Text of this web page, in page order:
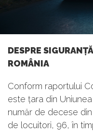
DESPRE
ROMÂNIA
Conform raportului
este țara din
număr de decese
de locuitori, 96, în